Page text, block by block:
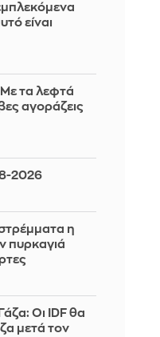
είναι
τα λεφτά
αγοράζεις
2026
η
πυρκαγιά
Οι IDF θα
μετά τον